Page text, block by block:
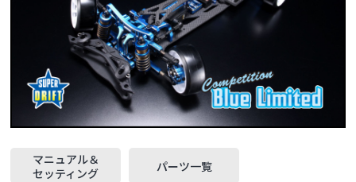
マニュアル＆
セッティング
パーツ一覧